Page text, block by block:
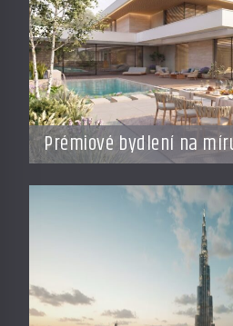
Prémiové bydlení na
vracejí do Česka, roste
adresy i byty a domy